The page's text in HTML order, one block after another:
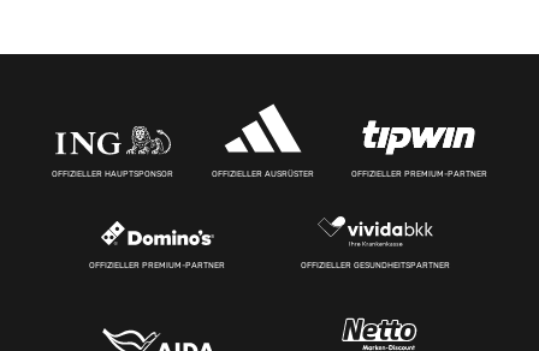
OFFIZIELLER HAUPTSPONSOR OFFIZIELLER AUSRÜSTER OFFIZIELLER PREMIUM-PARTNER
OFFIZIELLER PREMIUM-PARTNER OFFIZIELLER GESUNDHEITSPARTNER